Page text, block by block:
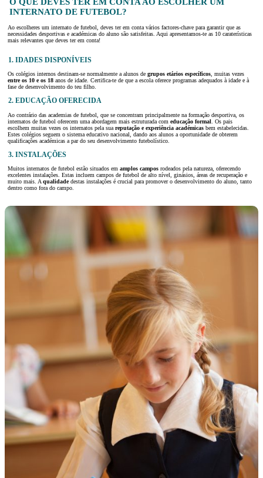
INTERNATO DE FUTEBOL?
Ao escolheres um internato de futebol, deves ter em conta vários factores-chave para garantir que as
necessidades desportivas e académicas do aluno são satisfeitas. Aqui apresentamos-te as 10 caraterísticas
mais relevantes que deves ter em conta!
1. IDADES DISPONÍVEIS
Os colégios internos destinam-se normalmente a alunos de grupos etários específicos, muitas vezes
entre os 10 e os 18 anos de idade. Certifica-te de que a escola oferece programas adequados à idade e à
fase de desenvolvimento do teu filho.
2. EDUCAÇÃO OFERECIDA
Ao contrário das academias de futebol, que se concentram principalmente na formação desportiva, os
internatos de futebol oferecem uma abordagem mais estruturada com educação formal . Os pais
escolhem muitas vezes os internatos pela sua reputação e experiência académicas bem estabelecidas.
Estes colégios seguem o sistema educativo nacional, dando aos alunos a oportunidade de obterem
qualificações académicas a par do seu desenvolvimento futebolístico.
3. INSTALAÇÕES
Muitos internatos de futebol estão situados em amplos campos rodeados pela natureza, oferecendo
excelentes instalações. Estas incluem campos de futebol de alto nível, ginásios, áreas de recuperação e
muito mais. A qualidadedestas instalações é crucial para promover o desenvolvimento do aluno, tanto
dentro como fora do campo.